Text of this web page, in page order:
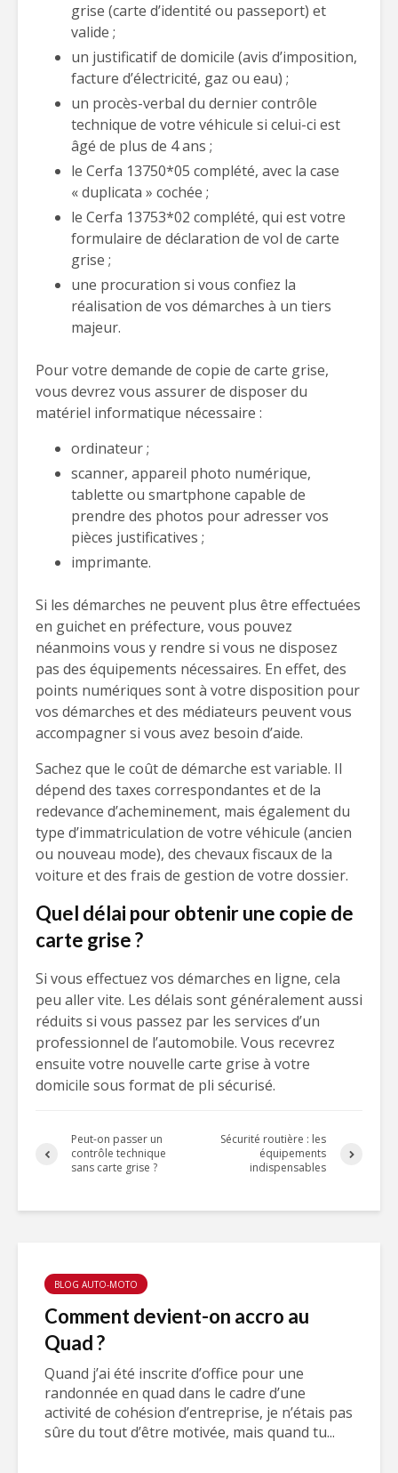
grise (carte d’identité ou passeport) et
valide ;
un justificatif de domicile (avis d’imposition,
facture d’électricité, gaz ou eau) ;
un procès-verbal du dernier contrôle
technique de votre véhicule si celui-ci est
âgé de plus de 4 ans ;
le Cerfa 13750*05 complété, avec la case
« duplicata » cochée ;
le Cerfa 13753*02 complété, qui est votre
formulaire de déclaration de vol de carte
grise ;
une procuration si vous confiez la
réalisation de vos démarches à un tiers
majeur.
Pour votre demande de copie de carte grise,
vous devrez vous assurer de disposer du
matériel informatique nécessaire :
ordinateur ;
scanner, appareil photo numérique,
tablette ou smartphone capable de
prendre des photos pour adresser vos
pièces justificatives ;
imprimante.
Si les démarches ne peuvent plus être effectuées
en guichet en préfecture, vous pouvez
néanmoins vous y rendre si vous ne disposez
pas des équipements nécessaires. En effet, des
points numériques sont à votre disposition pour
vos démarches et des médiateurs peuvent vous
accompagner si vous avez besoin d’aide.
Sachez que le coût de démarche est variable. Il
dépend des taxes correspondantes et de la
redevance d’acheminement, mais également du
type d’immatriculation de votre véhicule (ancien
ou nouveau mode), des chevaux fiscaux de la
voiture et des frais de gestion de votre dossier.
Quel délai pour obtenir une copie de
carte grise ?
Si vous effectuez vos démarches en ligne, cela
peu aller vite. Les délais sont généralement aussi
réduits si vous passez par les services d’un
professionnel de l’automobile. Vous recevrez
ensuite votre nouvelle carte grise à votre
domicile sous format de pli sécurisé.
Peut-on passer un
contrôle technique
sans carte grise ?
Sécurité routière : les
équipements
indispensables
BLOG AUTO-MOTO
Comment devient-on accro au
Quad ?
Quand j’ai été inscrite d’office pour une
randonnée en quad dans le cadre d’une
activité de cohésion d’entreprise, je n’étais pas
sûre du tout d’être motivée, mais quand tu...